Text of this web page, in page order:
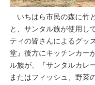
いちはら市民の森に竹
と、サンタル族が使用し
ティの皆さんによるグッ
堂』後方にキッチンカー
ル族が、『サンタルカレ
またはフィッシュ、野菜